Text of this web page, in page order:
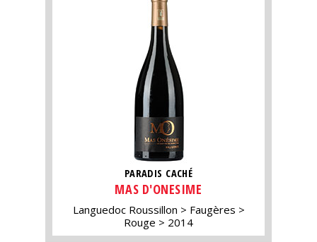
PARADIS CACHÉ
MAS D'ONESIME
Languedoc Roussillon
Faugères
Rouge
2014